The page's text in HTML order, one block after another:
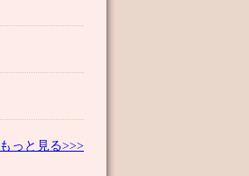
もっと見る>>>